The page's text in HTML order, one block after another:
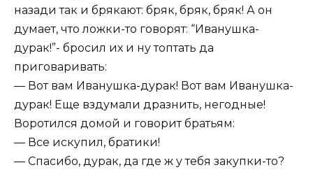
назади так и брякают: бряк, бряк, бряк! А он
думает, что ложки-то говорят: “Иванушка-
дурак!”- бросил их и ну топтать да
приговаривать:
— Вот вам Иванушка-дурак! Вот вам Иванушка-
дурак! Еще вздумали дразнить, негодные!
Воротился домой и говорит братьям:
— Все искупил, братики!
— Спасибо, дурак, да где ж у тебя закупки-то?